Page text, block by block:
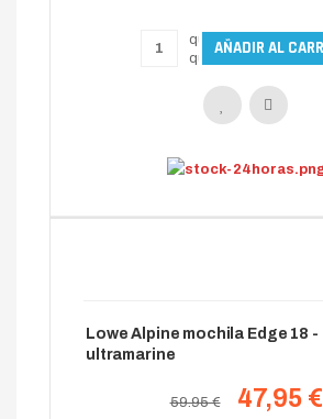
Lowe Alpine mochila Edge 18 -
ultramarine
59.95 € 47,95 €